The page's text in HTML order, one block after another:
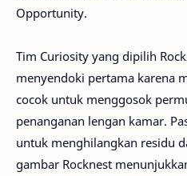
Opportunity.
Tim Curiosity yang dipilih
menyendoki pertama karena
cocok untuk menggosok
penanganan lengan kamar.
untuk menghilangkan residu
gambar Rocknest